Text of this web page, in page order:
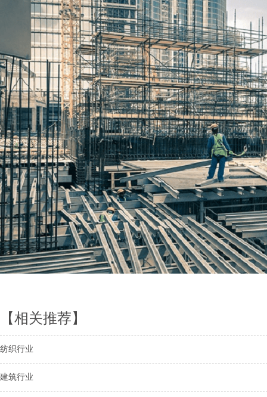
【相关推荐】
纺织行业
建筑行业